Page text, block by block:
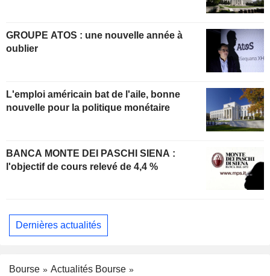
GROUPE ATOS : une nouvelle année à
oublier
L'emploi américain bat de l'aile, bonne
nouvelle pour la politique monétaire
BANCA MONTE DEI PASCHI SIENA :
l'objectif de cours relevé de 4,4 %
Dernières actualités
Bourse
Actualités Bourse